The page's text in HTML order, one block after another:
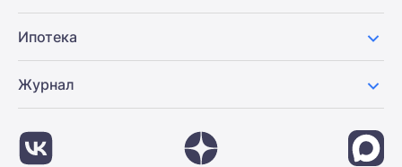
Ипотека
Журнал